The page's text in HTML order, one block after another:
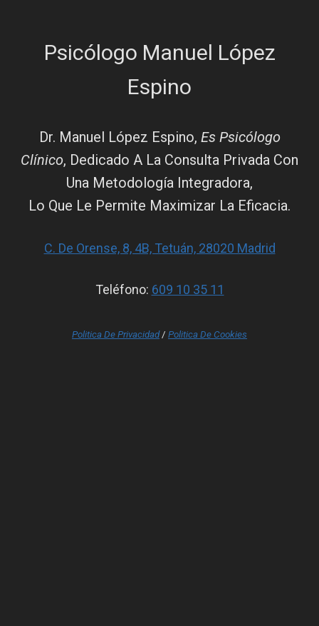
Psicólogo Manuel López
Espino
Dr. Manuel López Espino, Es Psicólogo
Clínico, Dedicado A La Consulta Privada Con
Una Metodología Integradora,
Lo Que Le Permite Maximizar La Eficacia.
C. De Orense, 8, 4B, Tetuán, 28020 Madrid
Teléfono: 609 10 35 11
Politica De Privacidad/ Politica De Cookies